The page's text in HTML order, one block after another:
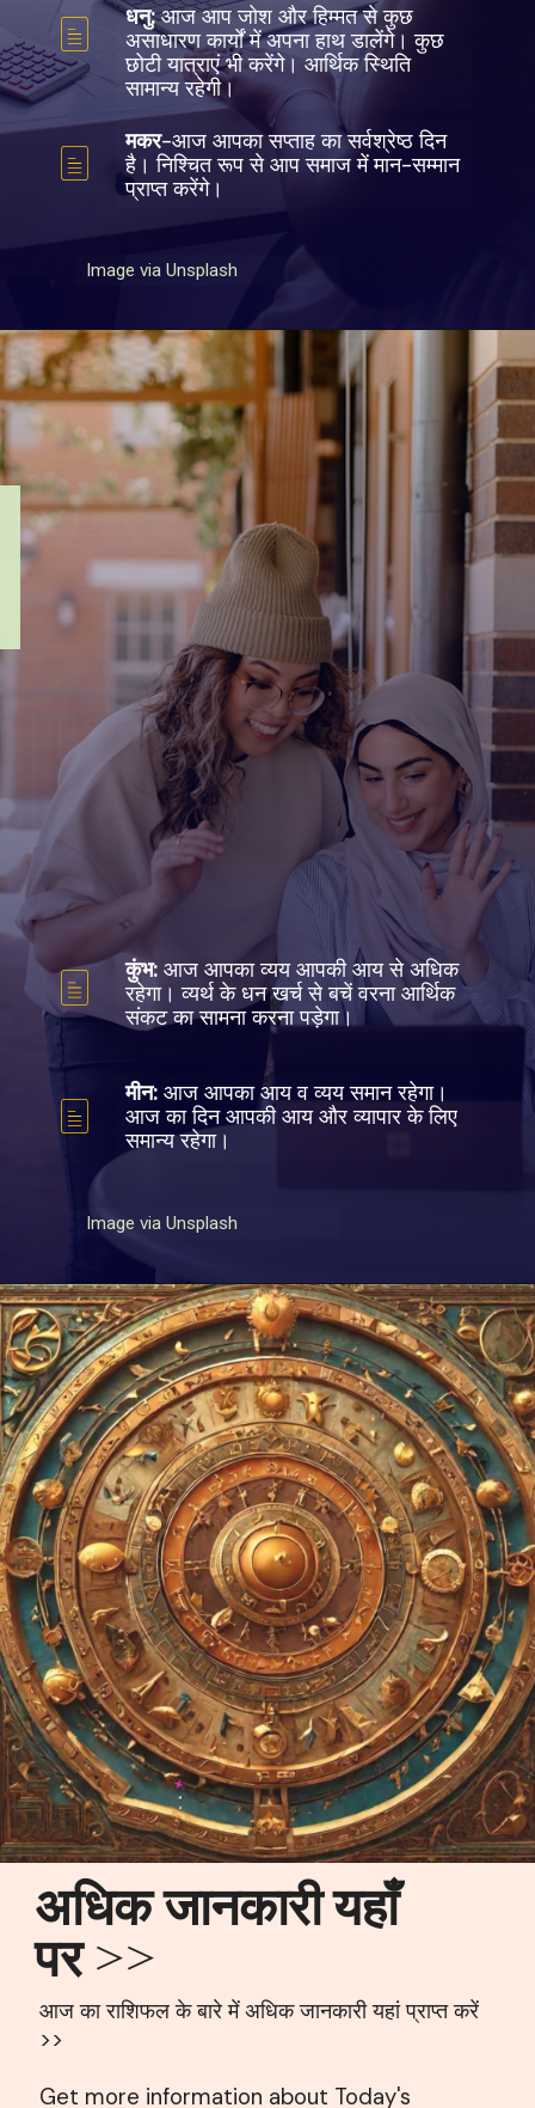
Image via Unsplash
धनु:आज आप जोश और हिम्मत से कुछ
असाधारण कार्यों में अपना हाथ डालेंगे। कुछ
छोटी यात्राएं भी करेंगे। आर्थिक स्थिति
सामान्य रहेगी।
मकर-आज आपका सप्ताह का सर्वश्रेष्ठ दिन
है। निश्चित रूप से आप समाज में मान-सम्मान
प्राप्त करेंगे।
Image via Unsplash
कुंभ: आज आपका व्यय आपकी आय से अधिक
रहेगा। व्यर्थ के धन खर्च से बचें वरना आर्थिक
संकट का सामना करना पड़ेगा।
मीन: आज आपका आय व व्यय समान रहेगा।
आज का दिन आपकी आय और व्यापार के लिए
समान्य रहेगा।
अधिक जानकारी यहाँ
पर >>
आज का राशिफल के बारे में अधिक जानकारी यहां प्राप्त करें
>>
Get more information about Today's